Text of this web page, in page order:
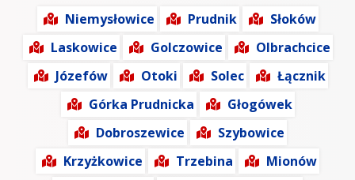
Niemysłowice Prudnik
Słoków
Laskowice
Golczowice
Olbrachcice
Józefów
Otoki Solec
Łącznik
Górka Prudnicka
Głogówek
Dobroszewice
Szybowice
Krzyżkowice
Trzebina
Mionów